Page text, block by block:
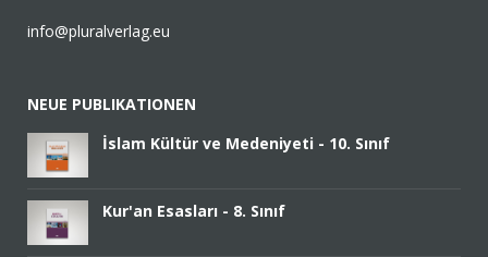
info@pluralverlag.eu
NEUE PUBLIKATIONEN
İslam Kültür ve Medeniyeti - 10. Sınıf
Kur'an Esasları - 8. Sınıf